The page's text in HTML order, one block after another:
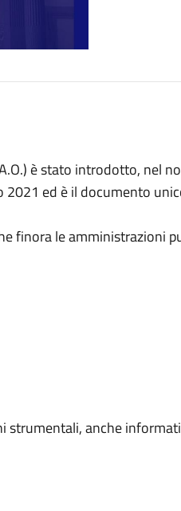
è stato introdotto, nel
ed è il documento
finora le amministrazioni
anche